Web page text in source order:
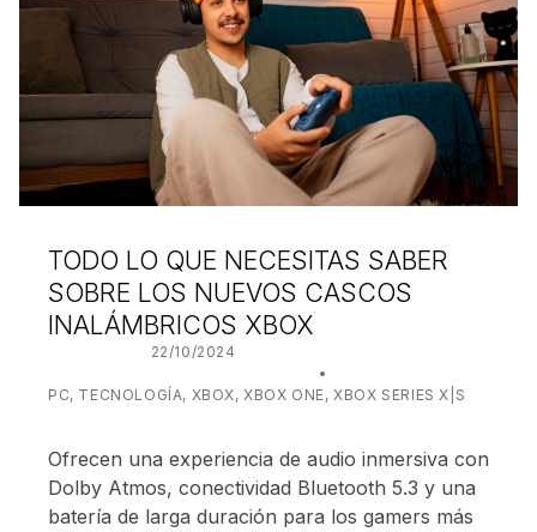
TODO LO QUE NECESITAS SABER
SOBRE LOS NUEVOS CASCOS
INALÁMBRICOS XBOX
22/10/2024
PC, TECNOLOGÍA, XBOX,XBOX ONE,XBOX SERIES X|S
Ofrecen una experiencia de audio inmersiva con
Dolby Atmos, conectividad Bluetooth 5.3 y una
batería de larga duración para los gamers más